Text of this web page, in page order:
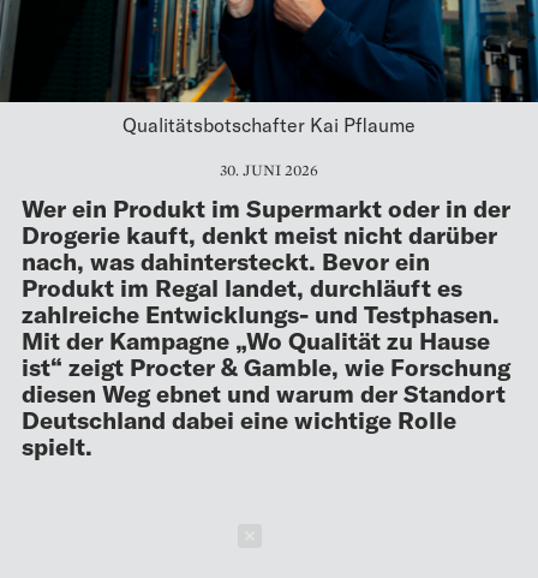
Qualitätsbotschafter Kai Pflaume
30. JUNI 2026
Wer ein Produkt im Supermarkt oder in der
Drogerie kauft, denkt meist nicht darüber
nach, was dahintersteckt. Bevor ein
Produkt im Regal landet, durchläuft es
zahlreiche Entwicklungs- und Testphasen.
Mit der Kampagne „Wo Qualität zu Hause
ist“ zeigt Procter & Gamble, wie Forschung
diesen Weg ebnet und warum der Standort
Deutschland dabei eine wichtige Rolle
spielt.